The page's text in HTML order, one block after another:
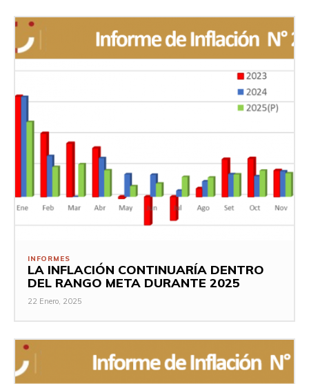
INFORMES
LA INFLACIÓN CONTINUARÍA DENTRO
DEL RANGO META DURANTE 2025
22 Enero, 2025